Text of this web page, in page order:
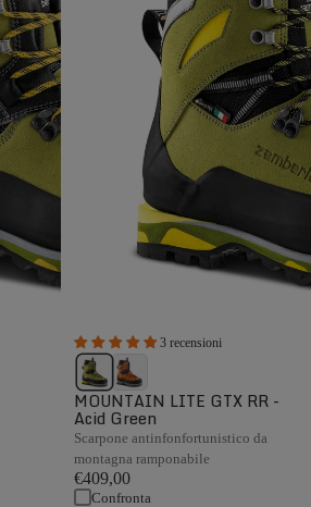
3 recensioni
MOUNTAIN LITE GTX RR -
Acid Green
Scarpone antinfonfortunistico da
montagna ramponabile
€409,00
Confronta